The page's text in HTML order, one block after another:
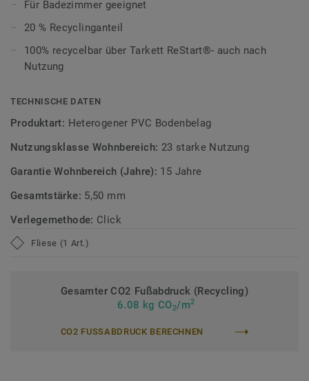
ultramatte Optik und schützt zuverlässig vor Kratzern,
Zirkulär gedacht
anerkannten Standards.
>> Erfahren Sie mehr über Tarkett Klick Vinyl.
Für Badezimmer geeignet
20 % Recyclinganteil
100% recycelbar über Tarkett ReStart®- auch nach
Nutzung
TECHNISCHE DATEN
Produktart: Heterogener PVC Bodenbelag
Nutzungsklasse Wohnbereich: 23 starke Nutzung
Garantie Wohnbereich (Jahre): 15 Jahre
Gesamtstärke: 5,50 mm
Verlegemethode: Click
Fliese (1 Art.)
Gesamter CO2 Fußabdruck (Recycling)
6.08 kg CO2/m2
CO2 FUSSABDRUCK BERECHNEN